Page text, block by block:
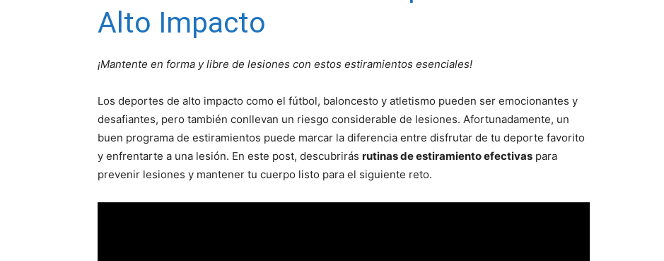
Alto Impacto
¡Mantente en forma y libre de lesiones con estos estiramientos esenciales!
Los deportes de alto impacto como el fútbol, baloncesto y atletismo pueden ser emocionantes y
desafiantes, pero también conllevan un riesgo considerable de lesiones. Afortunadamente, un
buen programa de estiramientos puede marcar la diferencia entre disfrutar de tu deporte favorito
y enfrentarte a una lesión. En este post, descubrirás rutinas de estiramiento efectivas para
prevenir lesiones y mantener tu cuerpo listo para el siguiente reto.